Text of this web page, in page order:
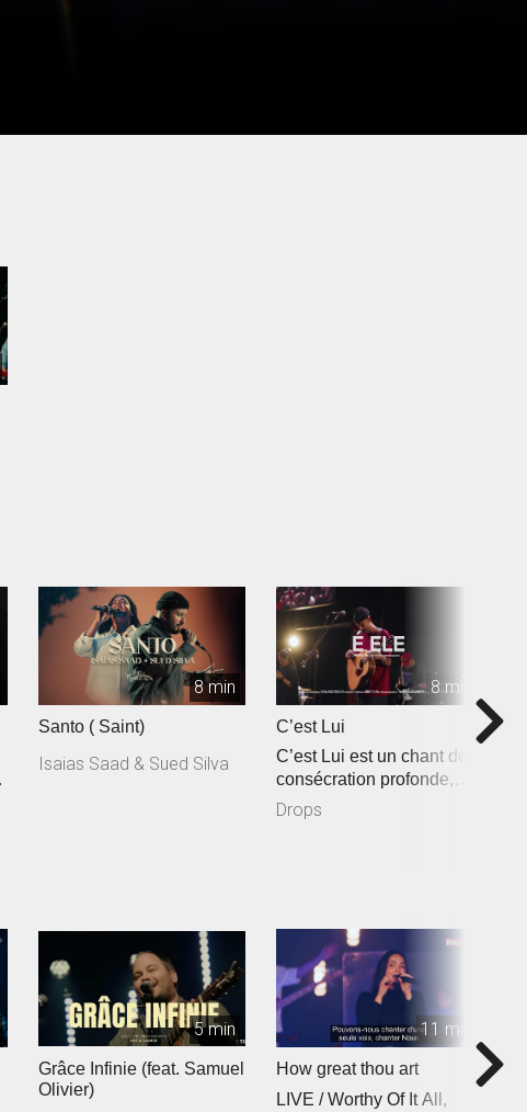
8 min
Santo ( Saint)
Isaias Saad & Sued Silva
8 min
C’est Lui
C’est Lui est un chant de
consécration profonde,
inspiré de Jean 3.30 : « I...
Drops
5 min
Grâce Infinie (feat. Samuel
Olivier)
11 min
How great thou art
LIVE / Worthy Of It All,